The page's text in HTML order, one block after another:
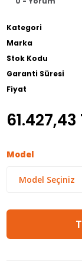
Kategori
Marka
Stok Kodu
Garanti Süresi
Fiyat
61.427,43
Model